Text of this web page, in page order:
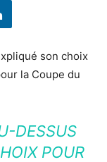
son choix
la Coupe du
DESSUS
POUR